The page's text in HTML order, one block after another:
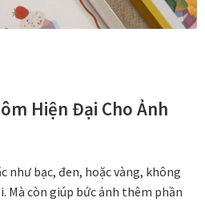
cầu
Hiện Đại Cho Ảnh
như bạc, đen, hoặc vàng, không
Mà còn giúp bức ảnh thêm phần